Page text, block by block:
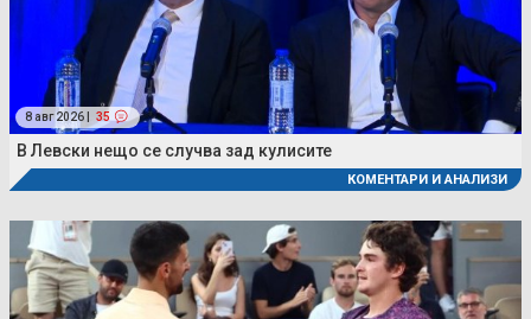
8 авг 2026 | 35
В Левски нещо се случва зад кулисите
КОМЕНТАРИ И АНАЛИЗИ